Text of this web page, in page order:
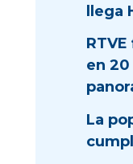
llega
en 20
La